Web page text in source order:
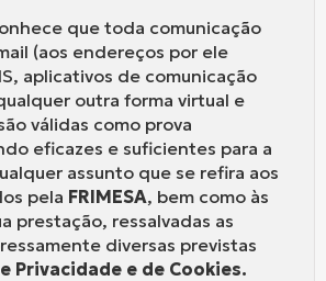
que toda comunicação
(aos endereços por ele
aplicativos de comunicação
outra forma virtual e
válidas como prova
eficazes e suficientes para a
assunto que se refira aos
pela FRIMESA, bem como às
prestação, ressalvadas as
diversas previstas
Privacidade e de Cookies.